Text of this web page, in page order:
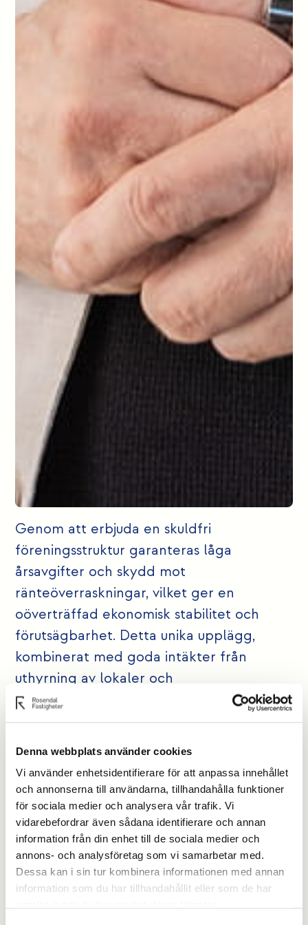
Denna webbplats använder cookies
Vi använder enhetsidentifierare för att anpassa innehållet
och annonserna till användarna, tillhandahålla funktioner
för sociala medier och analysera vår trafik. Vi
vidarebefordrar även sådana identifierare och annan
information från din enhet till de sociala medier och
annons- och analysföretag som vi samarbetar med.
Dessa kan i sin tur kombinera informationen med annan
information som du har tillhandahållit eller som de har
Genom att erbjuda en skuldfri
föreningsstruktur garanteras låga
årsavgifter och skydd mot
ränteöverraskningar, vilket ger en
oöverträffad ekonomisk stabilitet och
förutsägbarhet. Detta unika upplägg,
kombinerat med goda intäkter från
uthyrning av lokaler och
parkeringsplatser, säkerställer en stark
och hållbar ekonomi för föreningen, vilket
skapar ett tryggt boende för dess
medlemmar.
Emiles Trädgård riktar sig mot 50+
generationen som sedan länge är etablerad
på bostadsmarknaden, och har funderingar
på ett mer anpassat boende.
- Vi har valt att bilda en så kallad skuldfri
bostadsrättsförening med möjlighet till viss